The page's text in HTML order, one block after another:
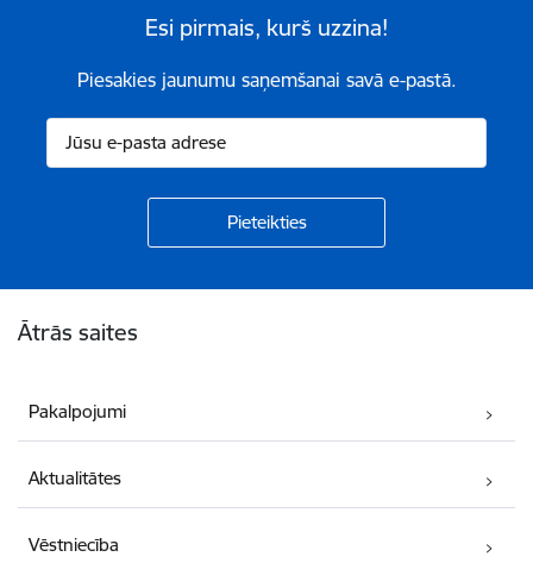
Esi pirmais, kurš uzzina!
Piesakies jaunumu saņemšanai savā e-pastā.
Ātrās saites
Pakalpojumi
Aktualitātes
Vēstniecība